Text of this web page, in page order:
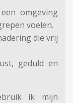
omgeving
voelen.
die vrij
geduld en
ik mijn